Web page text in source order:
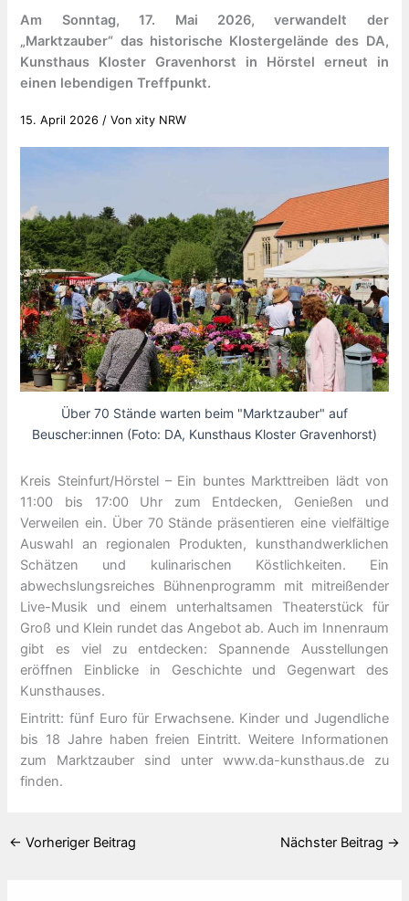
Am Sonntag, 17. Mai 2026, verwandelt der
„Marktzauber“ das historische Klostergelände des DA,
Kunsthaus Kloster Gravenhorst in Hörstel erneut in
einen lebendigen Treffpunkt.
15. April 2026 / Vonxity NRW
Über 70 Stände warten beim "Marktzauber" auf
Beuscher:innen (Foto: DA, Kunsthaus Kloster Gravenhorst)
Kreis Steinfurt/Hörstel – Ein buntes Markttreiben lädt von
11:00 bis 17:00 Uhr zum Entdecken, Genießen und
Verweilen ein. Über 70 Stände präsentieren eine vielfältige
Auswahl an regionalen Produkten, kunsthandwerklichen
Schätzen und kulinarischen Köstlichkeiten. Ein
abwechslungsreiches Bühnenprogramm mit mitreißender
Live-Musik und einem unterhaltsamen Theaterstück für
Groß und Klein rundet das Angebot ab. Auch im Innenraum
gibt es viel zu entdecken: Spannende Ausstellungen
eröffnen Einblicke in Geschichte und Gegenwart des
Kunsthauses.
Eintritt: fünf Euro für Erwachsene. Kinder und Jugendliche
bis 18 Jahre haben freien Eintritt. Weitere Informationen
zum Marktzauber sind unter www.da-kunsthaus.de zu
finden.
← Vorheriger Beitrag Nächster Beitrag →